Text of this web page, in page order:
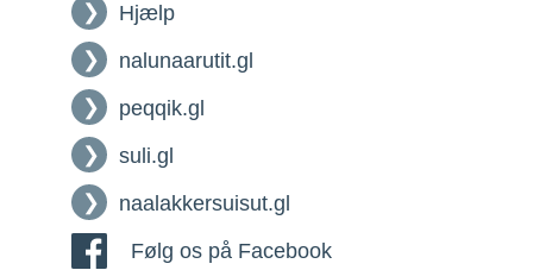
Hjælp
nalunaarutit.gl
peqqik.gl
suli.gl
naalakkersuisut.gl
Følg os på Facebook